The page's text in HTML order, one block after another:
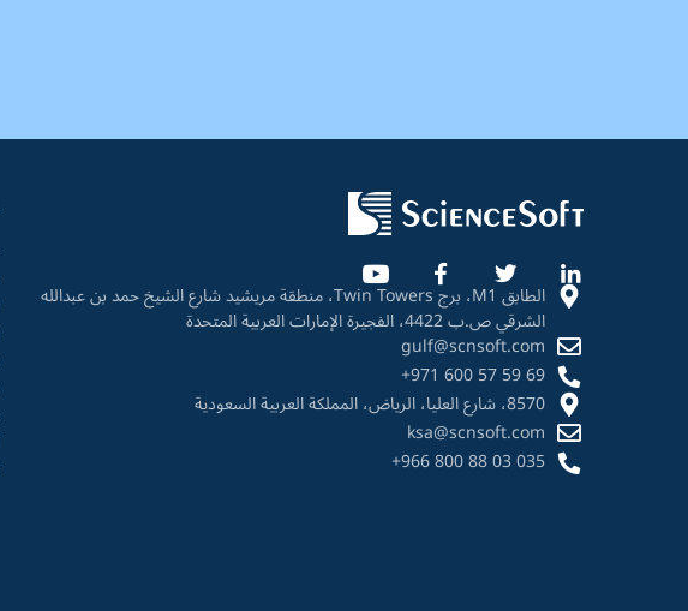
الطابق M1، برج Twin Towers، منطقة مريشيد شارع الشيخ حمد بن عبدالله
الشرقي ص.ب 4422، الفجيرة الإمارات العربية المتحدة
gulf@scnsoft.com
+971 600 57 59 69
8570، شارع العليا، الرياض، المملكة العربية السعودية
ksa@scnsoft.com
+966 800 88 03 035